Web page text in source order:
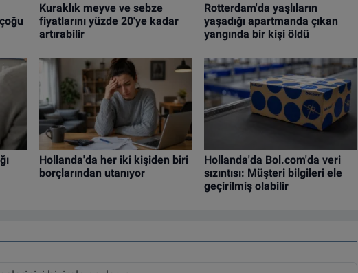
Kuraklık meyve ve sebze
fiyatlarını yüzde 20'ye kadar
artırabilir
Rotterdam'da yaşlıların
yaşadığı apartmanda çıkan
yangında bir kişi öldü
Hollanda'da her iki kişiden biri
borçlarından utanıyor
Hollanda'da Bol.com'da veri
sızıntısı: Müşteri bilgileri ele
geçirilmiş olabilir